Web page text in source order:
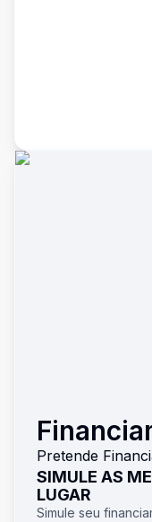
Pretende
SIMULE AS
LUGAR
Simule seu